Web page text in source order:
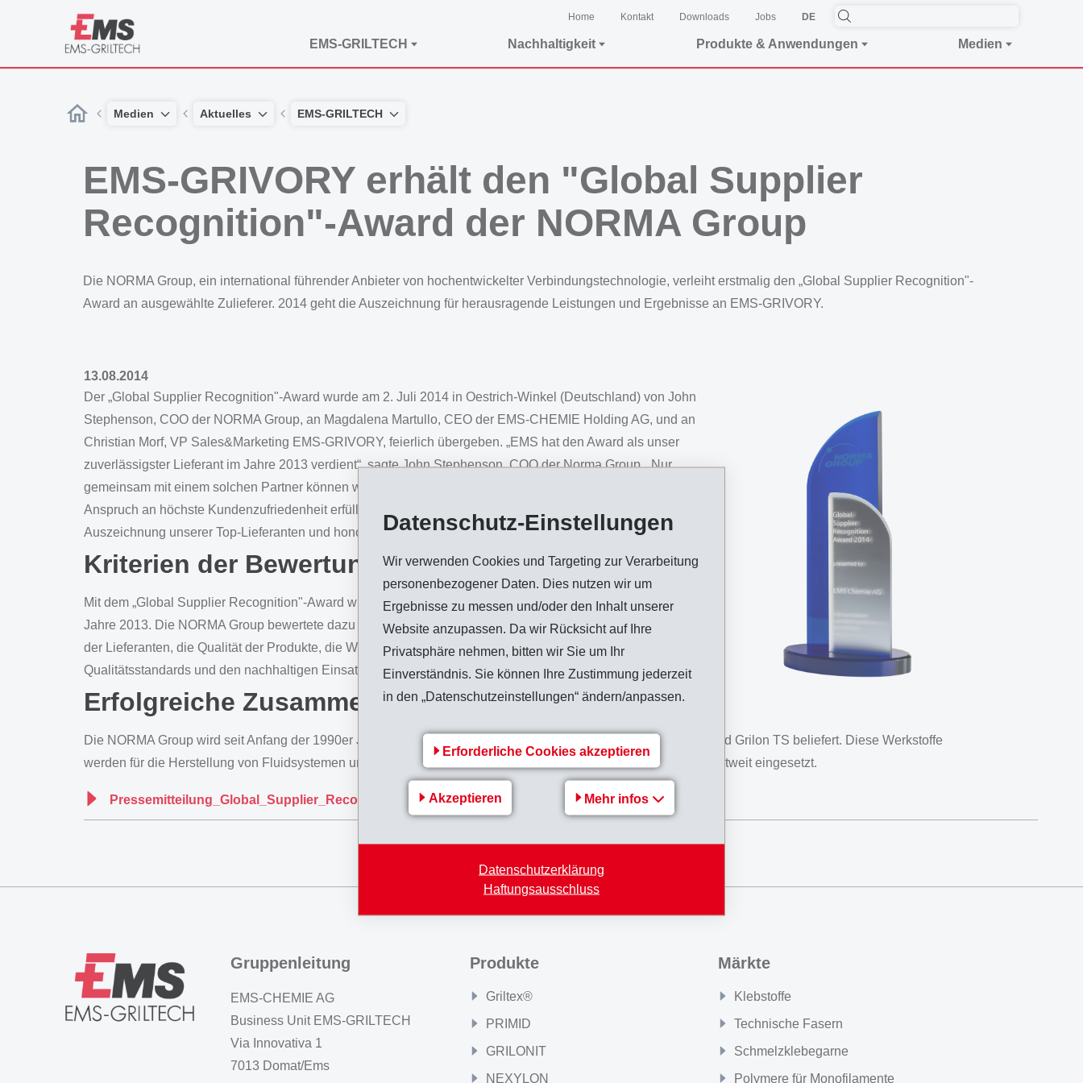
Datenschutz-Einstellungen
Wir verwenden Cookies und Targeting zur Verarbeitung
personenbezogener Daten. Dies nutzen wir um
Ergebnisse zu messen und/oder den Inhalt unserer
Website anzupassen. Da wir Rücksicht auf Ihre
Privatsphäre nehmen, bitten wir Sie um Ihr
Einverständnis. Sie können Ihre Zustimmung jederzeit
in den „Datenschutzeinstellungen“ ändern/anpassen.
Erforderliche Cookies akzeptieren
Akzeptieren Mehr infos
Datenschutzerklärung
Haftungsausschluss
Home Kontakt Downloads Jobs DE
EMS-GRILTECH Nachhaltigkeit Produkte & Anwendungen Medien
Medien Aktuelles EMS-GRILTECH
EMS-GRIVORY erhält den "Global Supplier
Recognition"-Award der NORMA Group
Die NORMA Group, ein international führender Anbieter von hochentwickelter Verbindungstechnologie, verleiht erstmalig den „Global Supplier Recognition"-
Award an ausgewählte Zulieferer. 2014 geht die Auszeichnung für herausragende Leistungen und Ergebnisse an EMS-GRIVORY.
13.08.2014
Der „Global Supplier Recognition"-Award wurde am 2. Juli 2014 in Oestrich-Winkel (Deutschland) von John
Stephenson, COO der NORMA Group, an Magdalena Martullo, CEO der EMS-CHEMIE Holding AG, und an
Christian Morf, VP Sales&Marketing EMS-GRIVORY, feierlich übergeben. „EMS hat den Award als unser
zuverlässigster Lieferant im Jahre 2013 verdient“, sagte John Stephenson, COO der Norma Group. „Nur
gemeinsam mit einem solchen Partner können wir unsere erstklassigen Qualitätsstandards und unseren
Anspruch an höchste Kundenzufriedenheit erfüllen. Deshalb beginnen wir in diesem Jahr mit der
Auszeichnung unserer Top-Lieferanten und honorieren deren hervorragende Arbeit.“
Kriterien der Bewertung
Mit dem „Global Supplier Recognition"-Award würdigt die NORMA Group die Lieferantenleistung von EMS im
Jahre 2013. Die NORMA Group bewertete dazu mit einem umfangreichen Kriterienkatalog die Zuverlässigkeit
der Lieferanten, die Qualität der Produkte, die Wettbewerbsfähigkeit, die Einhaltung internationaler
Qualitätsstandards und den nachhaltigen Einsatz von Ressourcen.
Erfolgreiche Zusammenarbeit
Die NORMA Group wird seit Anfang der 1990er Jahre von EMS mit Spezialitäten, wie Grilamid LV, Grivory HT und Grilon TS beliefert. Diese Werkstoffe
werden für die Herstellung von Fluidsystemen und Verbindungselementen an Standorten der NORMA Group weltweit eingesetzt.
Pressemitteilung_Global_Supplier_Recognition_Award_NORMA_Group_de.pdf
Gruppenleitung
EMS-CHEMIE AG
Business Unit EMS-GRILTECH
Via Innovativa 1
7013 Domat/Ems
Produkte
Griltex®
PRIMID
GRILONIT
NEXYLON
Märkte
Klebstoffe
Technische Fasern
Schmelzklebegarne
Polymere für Monofilamente